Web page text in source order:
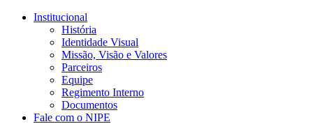
Conteúdo principal
Institucional
História
Identidade Visual
Missão, Visão e Valores
Parceiros
Equipe
Regimento Interno
Documentos
Fale com o NIPE